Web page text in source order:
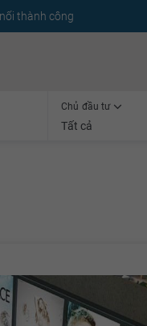
thành công
Chủ đầu tư
Tất cả